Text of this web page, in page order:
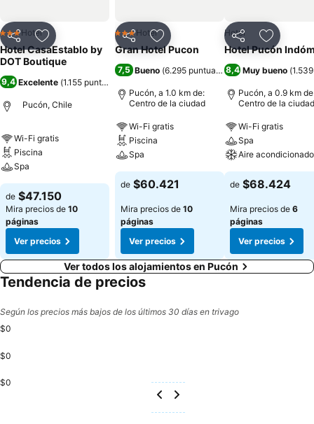
CompartirAgregar a favoritos
3 Estrellas
Hotel
Hotel CasaEstablo by
DOT Boutique
9,4 Excelente (1.155 puntuaciones
Pucón, Chile
Wi-Fi gratis
Piscina
Spa
de $47.150
Mira precios de 10
páginas
Ver precios
CompartirAgregar a favoritos
3 Estrellas
Hotel
Gran Hotel Pucon
7,5 Bueno (6.295 puntuaciones )
Pucón, a 1.0 km de:
Centro de la ciudad
Wi-Fi gratis
Piscina
Spa
de $60.421
Mira precios de 10
páginas
Ver precios
CompartirAgregar
Hotel
Hotel Pucón
8,4 Muy bueno (
Pucón, a 0.9 km
Centro de la ciudad
Wi-Fi gratis
Spa
Aire acondicionado
de $68.424
Mira precios de 6
páginas
Ver precios
Ver todos los alojamientos en Pucón
Tendencia de precios
Según los precios más bajos de los últimos 30 días en trivago
$0
$0
$0